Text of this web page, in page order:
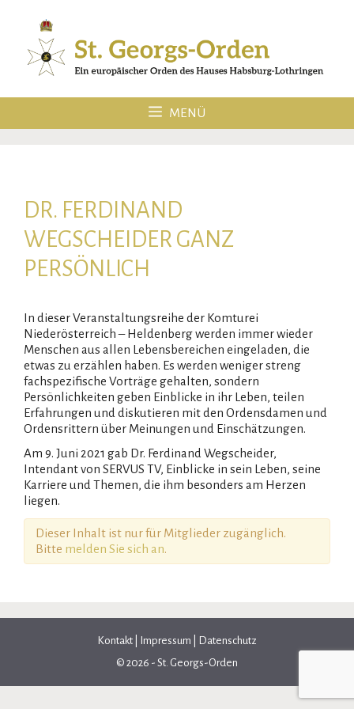
springen
MENÜ
DR. FERDINAND
WEGSCHEIDER GANZ
PERSÖNLICH
In dieser Veranstaltungsreihe der Komturei
Niederösterreich – Heldenberg werden immer wieder
Menschen aus allen Lebensbereichen eingeladen, die
etwas zu erzählen haben. Es werden weniger streng
fachspezifische Vorträge gehalten, sondern
Persönlichkeiten geben Einblicke in ihr Leben, teilen
Erfahrungen und diskutieren mit den Ordensdamen und
Ordensrittern über Meinungen und Einschätzungen.
Am 9. Juni 2021 gab Dr. Ferdinand Wegscheider,
Intendant von SERVUS TV, Einblicke in sein Leben, seine
Karriere und Themen, die ihm besonders am Herzen
liegen.
Dieser Inhalt ist nur für Mitglieder zugänglich.
Bitte melden Sie sich an.
Kontakt Impressum
Datenschutz
© 2026 - St. Georgs-Orden